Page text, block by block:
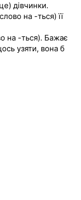
дівчинки.
на -ться) її
на -ться). Бажає
узяти, вона б